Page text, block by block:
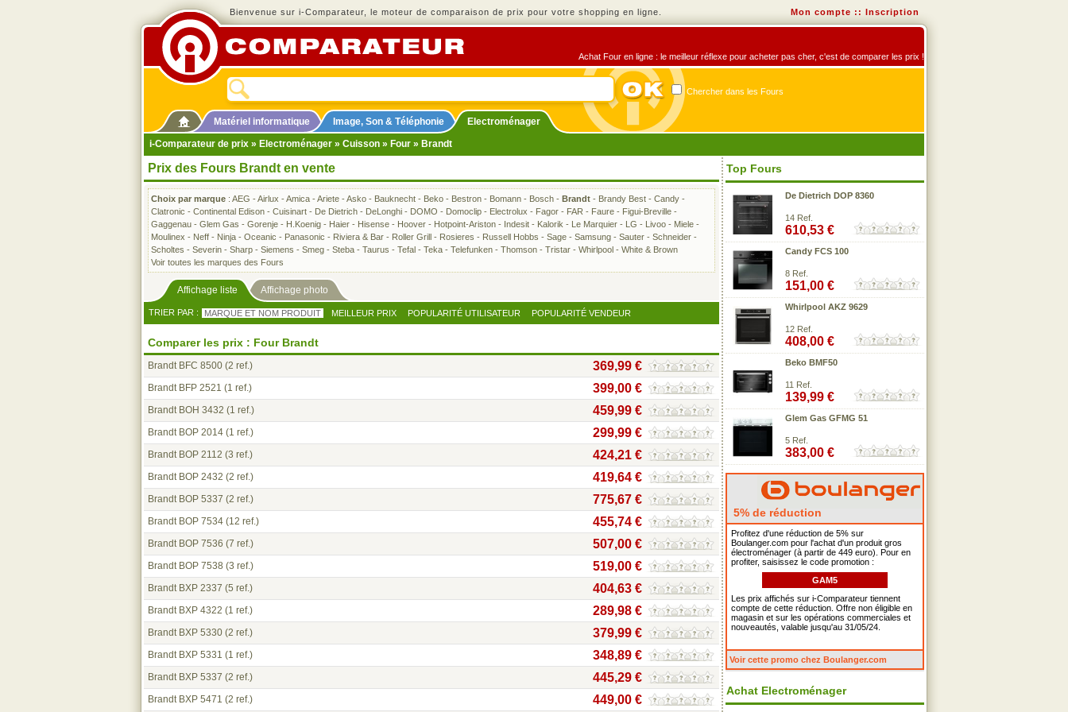
Bienvenue sur i-Comparateur, le moteur de comparaison de prix pour votre shopping en ligne. Mon compte :: Inscription
Achat Four en ligne : le meilleur réflexe pour acheter pas cher, c'est de comparer les prix !
Chercher dans les Fours
Matériel informatique Image, Son & Téléphonie
Electroménager
i-Comparateur de prix » Electroménager » Cuisson » Four » Brandt
Prix des Fours Brandt en vente
Choix par marque : AEG -Airlux -Amica -Ariete -Asko - Bauknecht - Beko - Bestron - Bomann - Bosch - Brandt - Brandy Best - Candy -
Clatronic - Continental Edison - Cuisinart - De Dietrich - DeLonghi - DOMO - Domoclip - Electrolux - Fagor - FAR - Faure - Figui-Breville -
Gaggenau - Glem Gas - Gorenje - H.Koenig - Haier - Hisense - Hoover - Hotpoint-Ariston - Indesit - Kalorik - Le Marquier - LG - Livoo - Miele -
Moulinex - Neff - Ninja - Oceanic - Panasonic - Riviera & Bar - Roller Grill - Rosieres - Russell Hobbs - Sage - Samsung - Sauter - Schneider -
Scholtes - Severin - Sharp - Siemens - Smeg - Steba - Taurus - Tefal - Teka - Telefunken - Thomson - Tristar - Whirlpool - White & Brown
Voir toutes les marques des Fours
Affichage liste Affichage photo
TRIER PAR : MARQUE ET NOM PRODUIT MEILLEUR PRIX POPULARITÉ UTILISATEUR POPULARITÉ VENDEUR
Comparer les prix : Four Brandt
Brandt BFC 8500 (2 ref.) 369,99 €
Brandt BFP 2521 (1 ref.) 399,00 €
Brandt BOH 3432 (1 ref.) 459,99 €
Brandt BOP 2014 (1 ref.) 299,99 €
Brandt BOP 2112 (3 ref.) 424,21 €
Brandt BOP 2432 (2 ref.) 419,64 €
Brandt BOP 5337 (2 ref.) 775,67 €
Brandt BOP 7534 (12 ref.) 455,74 €
Brandt BOP 7536 (7 ref.) 507,00 €
Brandt BOP 7538 (3 ref.) 519,00 €
Brandt BXP 2337 (5 ref.) 404,63 €
Brandt BXP 4322 (1 ref.) 289,98 €
Brandt BXP 5330 (2 ref.) 379,99 €
Brandt BXP 5331 (1 ref.) 348,89 €
Brandt BXP 5337 (2 ref.) 445,29 €
Brandt BXP 5471 (2 ref.) 449,00 €
Top Fours
De Dietrich DOP 8360
14 Ref.
610,53 €
Candy FCS 100
8 Ref.
151,00 €
Whirlpool AKZ 9629
12 Ref.
408,00 €
Beko BMF50
11 Ref.
139,99 €
Glem Gas GFMG 51
5 Ref.
383,00 €
5% de réduction
Profitez d'une réduction de 5% sur
Boulanger.com pour l'achat d'un produit gros
électroménager (à partir de 449 euro). Pour en
profiter, saisissez le code promotion :
GAM5
Les prix affichés sur i-Comparateur tiennent
compte de cette réduction. Offre non éligible en
magasin et sur les opérations commerciales et
nouveautés, valable jusqu'au 31/05/24.
Voir cette promo chez Boulanger.com
Achat Electroménager